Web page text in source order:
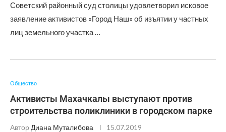
Советский районный суд столицы удовлетворил исковое
заявление активистов «Город Наш» об изъятии у частных
лиц земельного участка …
Общество
Активисты Махачкалы выступают против
строительства поликлиники в городском парке
Автор Диана Муталибова 15.07.2019